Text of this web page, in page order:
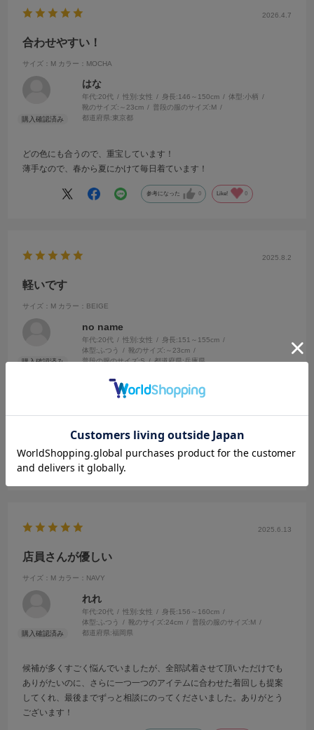
2026.4.7
合わせやすい！
サイズ：M カラー：MOCHA
はな
年代:20代 性別:女性 身長:146～150cm 体型:小柄
靴のサイズ: ～23cm 普段の服のサイズ:M
都道府県:東京都
どの色にも合うので、重宝しています！
薄手なので、春から夏にかけて毎日着ています！
参考になった 0 Like! 0
2025.8.2
軽いです
サイズ：M カラー：BEIGE
no name
年代:20代 性別:女性 身長:151～155cm
体型: ふつう 靴のサイズ: ～23cm
普段の服のサイズ:S 都道府県:兵庫県
仕事でジャケットが必要なため購入しました。軽くて、着心地がとて
す。買って良かったです！
2025.6.13
店員さんが優しい
サイズ：M カラー：NAVY
れれ
年代:20代 性別:女性 身長:156～160cm
体型: ふつう 靴のサイズ:24cm 普段の服のサイズ:M
都道府県:福岡県
候補が多くすごく悩んでいましたが、全部試着させて頂いただけでも
ありがたいのに、さらに一つ一つのアイテムに合わせた着回しも提案
してくれ、最後までずっと相談にのってくださいました。ありがとう
ございます！